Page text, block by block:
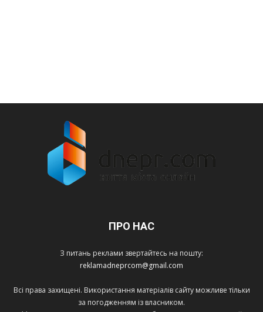
ПРО НАС
З питань реклами звертайтесь на пошту:
reklamadneprcom@gmail.com
Всі права захищені. Використання матеріалів сайту можливе тільки
за погодженням із власником.